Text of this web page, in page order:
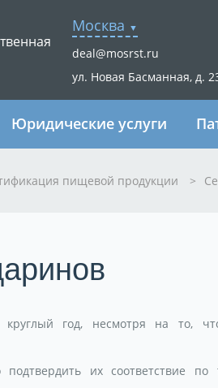
Москва
deal@mosrst.ru
ул. Новая Басманная, д.
Юридические услуги
пищевой продукции >
год, несмотря на то,
их соответствие по